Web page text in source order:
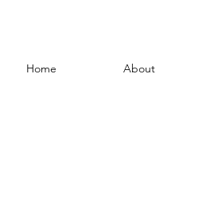
Home About